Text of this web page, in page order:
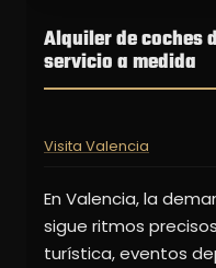
Alquiler de coches
servicio a medida
Visita Valencia
En Valencia, la
sigue ritmos
turística, eventos